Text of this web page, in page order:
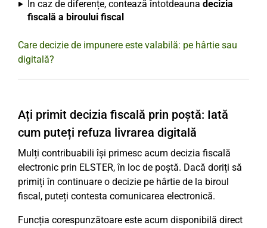
În caz de diferențe, contează întotdeauna decizia
fiscală a biroului fiscal
Care decizie de impunere este valabilă: pe hârtie sau
digitală?
Ați primit decizia fiscală prin poștă: Iată
cum puteți refuza livrarea digitală
Mulți contribuabili își primesc acum decizia fiscală
electronic prin ELSTER, în loc de poștă. Dacă doriți să
primiți în continuare o decizie pe hârtie de la biroul
fiscal, puteți contesta comunicarea electronică.
Funcția corespunzătoare este acum disponibilă direct